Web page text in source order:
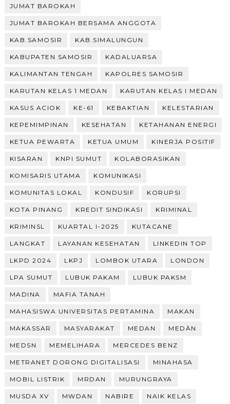
JUMAT BAROKAH
JUMAT BAROKAH BERSAMA ANGGOTA
KAB.SAMOSIR KAB.SIMALUNGUN
KABUPATEN SAMOSIR KADALUARSA
KALIMANTAN TENGAH KAPOLRES SAMOSIR
KARUTAN KELAS 1 MEDAN KARUTAN KELAS I MEDAN
KASUS ACIOK KE-61 KEBAKTIAN KELESTARIAN
KEPEMIMPINAN KESEHATAN KETAHANAN ENERGI
KETUA PEWARTA KETUA UMUM KINERJA POSITIF
KISARAN KNPI SUMUT KOLABORASIKAN
KOMISARIS UTAMA KOMUNIKASI
KOMUNITAS LOKAL KONDUSIF KORUPSI
KOTA PINANG KREDIT SINDIKASI KRIMINAL
KRIMINSL KUARTAL I-2025 KUTACANE
LANGKAT LAYANAN KESEHATAN LINKEDIN TOP
LKPD 2024 LKPJ LOMBOK UTARA LONDON
LPA SUMUT LUBUK PAKAM LUBUK PAKSM
MADINA MAFIA TANAH
MAHASISWA UNIVERSITAS PERTAMINA MAKAN
MAKASSAR MASYARAKAT MEDAN MEDÀN
MEDSN MEMELIHARA MERCEDES BENZ
METRANET DORONG DIGITALISASI MINAHASA
MOBIL LISTRIK MRDAN MURUNGRAYA
MUSDA XV MWDAN NABIRE NAIK KELAS